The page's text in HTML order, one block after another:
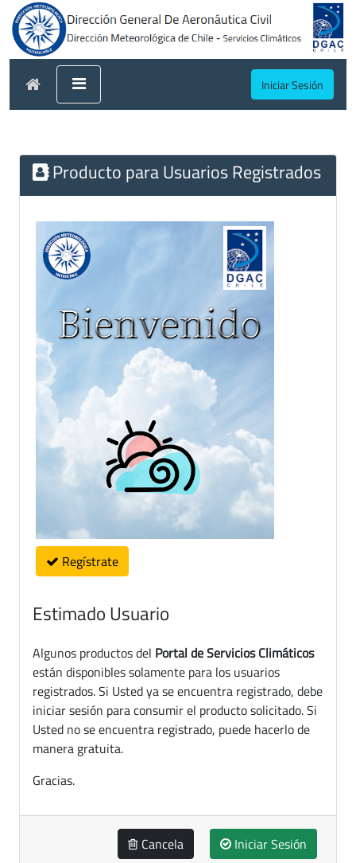
Iniciar Sesión
Producto para Usuarios Registrados
Regístrate
Estimado Usuario
Algunos productos del Portal de Servicios Climáticos
están disponibles solamente para los usuarios
registrados. Si Usted ya se encuentra registrado, debe
iniciar sesión para consumir el producto solicitado. Si
Usted no se encuentra registrado, puede hacerlo de
manera gratuita.
Gracias.
Cancela Iniciar Sesión